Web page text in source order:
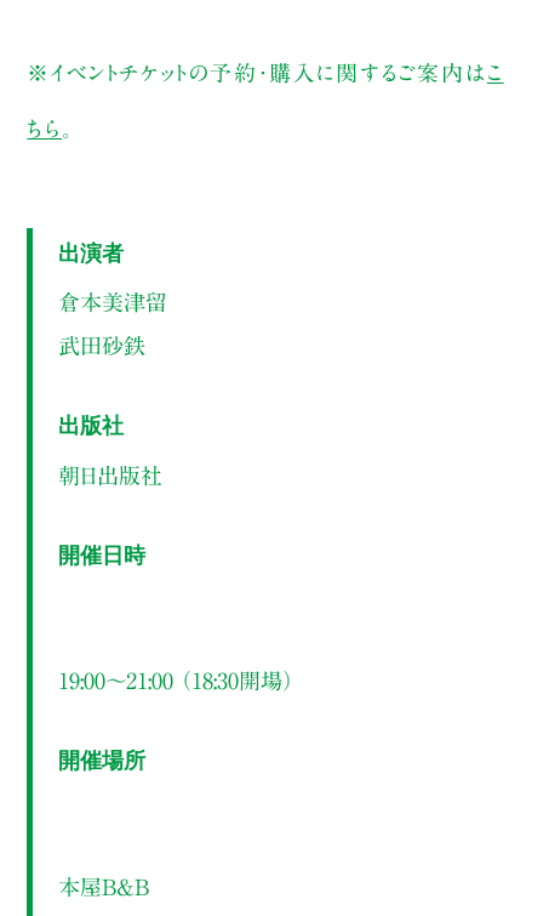
※イベントチケットの予約・購入に関するご案内は こ
ちら
出演者
倉本美津留
武田砂鉄
出版社
朝日出版社
開催日時
19:00～21:00 （18:30開場）
開催場所
本屋B&B